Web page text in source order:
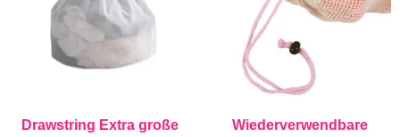
Drawstring Extra große
Wiederverwendbare